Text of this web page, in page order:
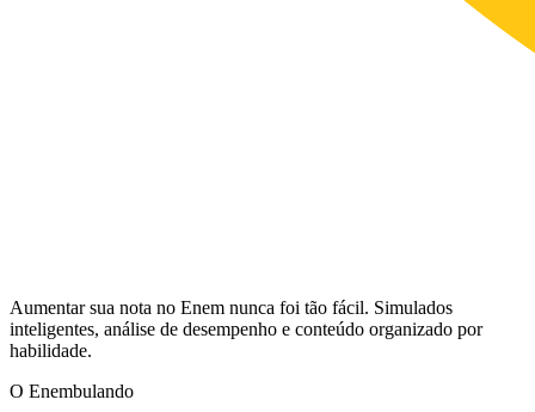
Aumentar sua nota no Enem nunca foi tão fácil. Simulados
inteligentes, análise de desempenho e conteúdo organizado por
habilidade.
O Enembulando